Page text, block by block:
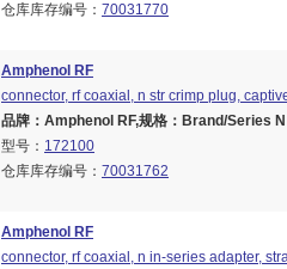
仓库库存编号： 70031770
Amphenol RF
connector, rf coaxial, n str crimp plug,
品牌：Amphenol RF,规格：Brand/Series
型号： 172100
仓库库存编号： 70031762
Amphenol RF
connector, rf coaxial, n in-series adapter,